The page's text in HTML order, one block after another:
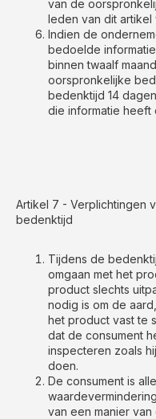
van de
leden van dit
Indien de
bedoelde
binnen twaalf
oorspronkelijke
bedenktijd 14
die informatie heeft
Artikel 7 - Verplichtingen
bedenktijd
Tijdens de
omgaan met het
product slechts
nodig is om de
het product vast te
dat de consument
inspecteren zoals
doen.
De consument is
van een manier